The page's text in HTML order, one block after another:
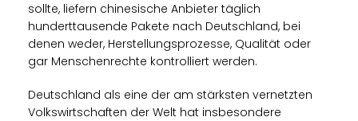
sollte, liefern chinesische Anbieter täglich
hunderttausende Pakete nach Deutschland, bei
denen weder, Herstellungsprozesse, Qualität oder
gar Menschenrechte kontrolliert werden.
Deutschland als eine der am stärksten vernetzten
Volkswirtschaften der Welt hat insbesondere